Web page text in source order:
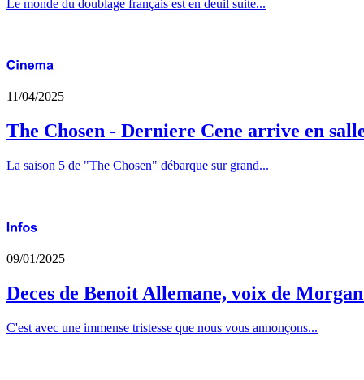
Le monde du doublage français est en deuil suite...
11/04/2025
The Chosen - Derniere Cene arrive en
La saison 5 de "The Chosen" débarque sur grand...
09/01/2025
Deces de Benoit Allemane, voix de
C'est avec une immense tristesse que nous vous annonçons...